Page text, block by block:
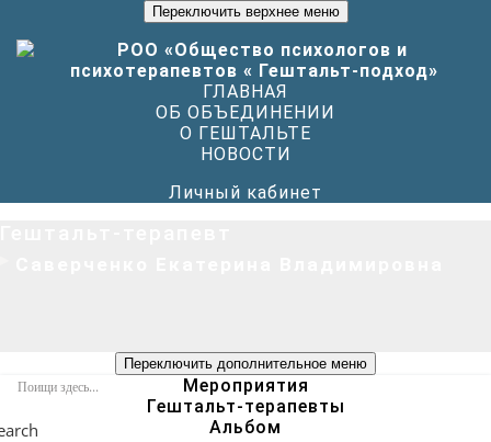
Переключить верхнее меню
ГЛАВНАЯ
ОБ ОБЪЕДИНЕНИИ
О ГЕШТАЛЬТЕ
НОВОСТИ
Личный кабинет
Переключить дополнительное меню
Мероприятия
Гештальт-терапевты
Альбом